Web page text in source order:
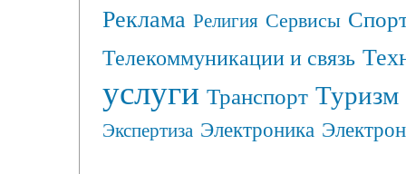
Реклама Религия Сервисы
Телекоммуникации и связь
услуги Транспорт Туризм
Экспертиза Электроника